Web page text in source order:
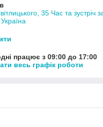
35 Час та зустріч
Україна
працює з 09:00 до 17:00
весь графік роботи